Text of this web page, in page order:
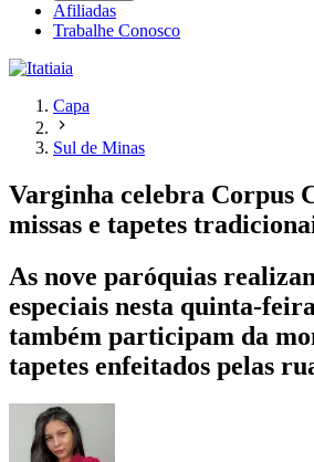
Afiliadas
Trabalhe Conosco
Capa
Sul de Minas
Varginha celebra Corpus
missas e tapetes
As nove paróquias
especiais nesta quinta-
também participam da
tapetes enfeitados pelas